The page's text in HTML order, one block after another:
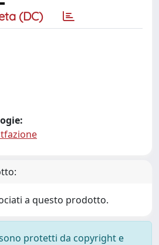
(DC)
a questo prodotto.
protetti da copyright e